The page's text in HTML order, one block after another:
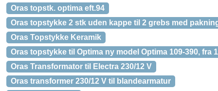
Oras topstk. optima eft.94
Oras topstykke 2 stk uden kappe til 2 grebs med
Oras Topstykke Keramik
Oras topstykke til Optima ny model Optima 109-390, fra
Oras Transformator til Electra 230/12 V
Oras transformer 230/12 V til blandearmatur